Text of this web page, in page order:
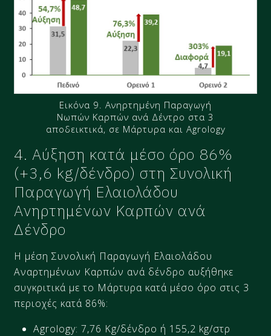
Εικόνα 9. Ανηρτημένη Παραγωγή
Νωπών Καρπών ανά Δέντρο στα 3
αποδεικτικά, σε Μάρτυρα και Agrology
4. Αύξηση κατά μέσο όρο 86%
(+3,6 kg/δένδρο) στη Συνολική
Παραγωγή Ελαιολάδου
Ανηρτημένων Καρπών ανά
Δένδρο
Η μέση Συνολική Παραγωγή Ελαιολάδου
Αναρτημένων Καρπών ανά δένδρο αυξήθηκε
συγκριτικά με το Μάρτυρα κατά μέσο όρο στις 3
περιοχές κατά 86%:
Agrology: 7,76 Kg/δένδρο ή 155,2 kg/στρ